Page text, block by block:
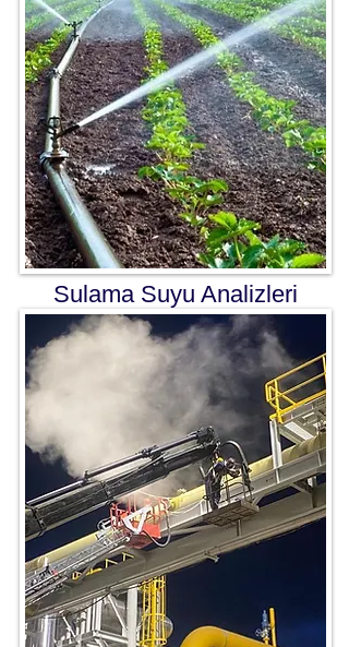
Sulama Suyu Analizleri